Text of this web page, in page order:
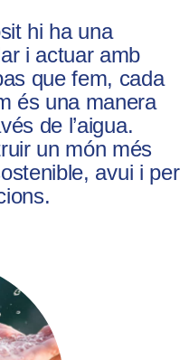
hi ha una
i actuar amb
que fem, cada
és una manera
de l’aigua.
un món més
avui i per